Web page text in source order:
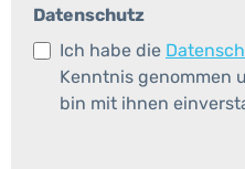
Datenschutz
Ich habe die
Kenntnis genommen
bin mit ihnen